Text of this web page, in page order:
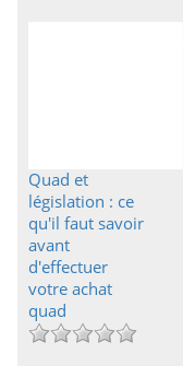
Quad et
législation : ce
qu'il faut savoir
avant
d'effectuer
votre achat
quad